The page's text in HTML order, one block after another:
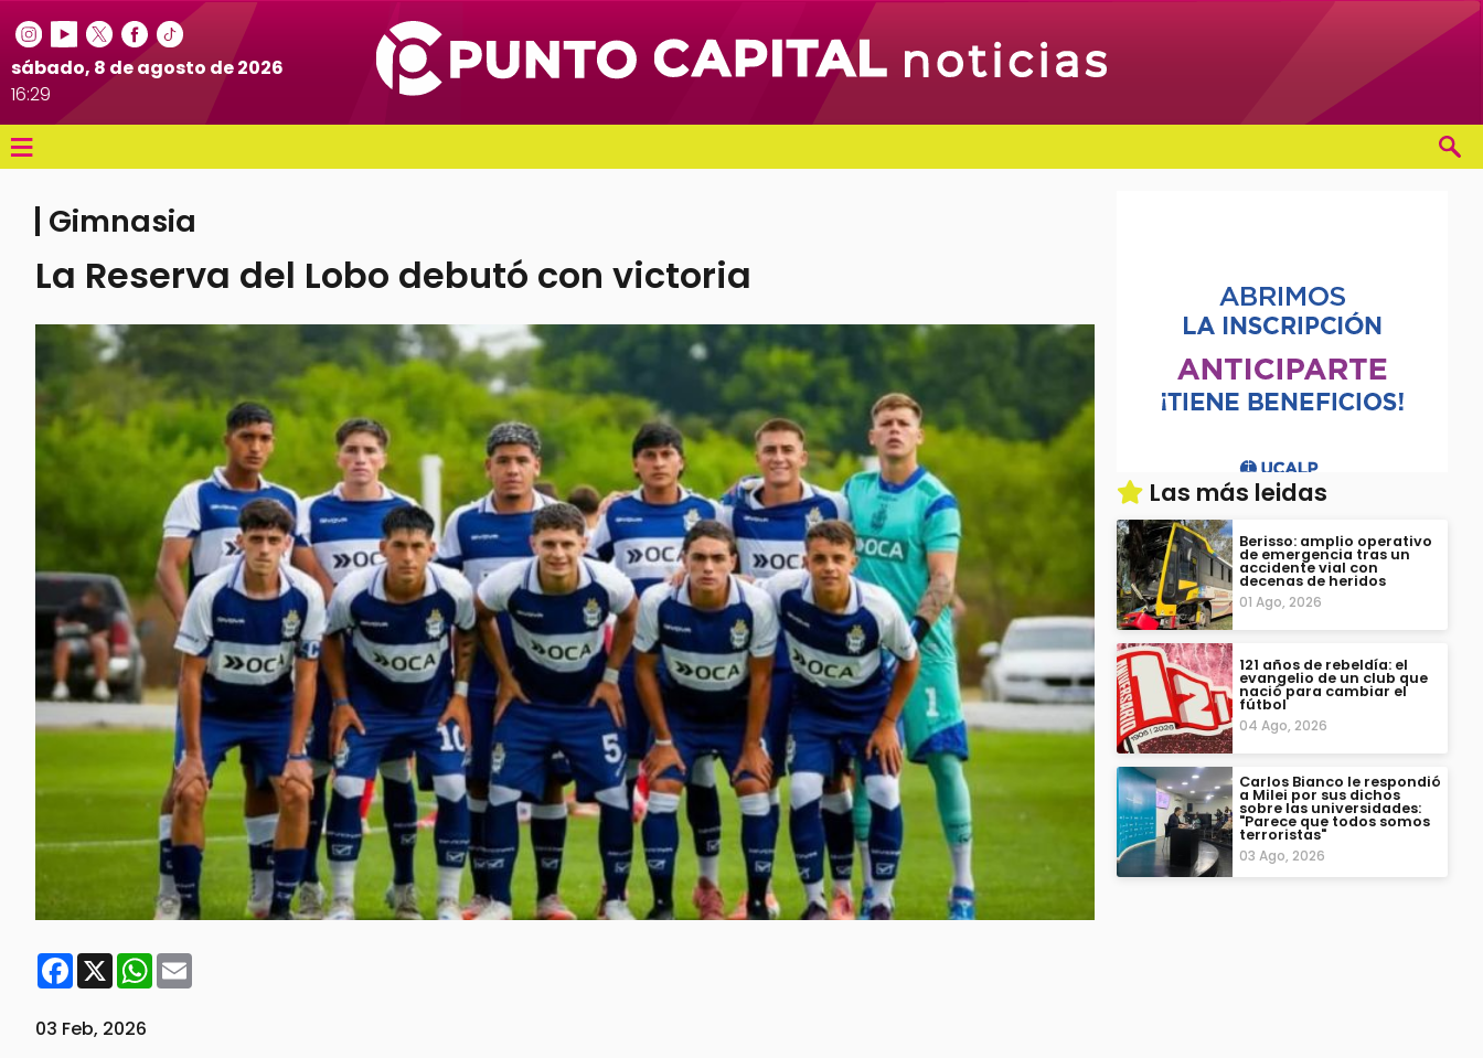
sábado, 8 de agosto de 2026
16:29
≡
Gimnasia
La Reserva del Lobo debutó con victoria
Facebook
X WhatsApp
03 Feb, 2026
Las más leidas
Berisso: amplio operativo
de emergencia tras un
accidente vial con
decenas de heridos
01 Ago, 2026
121 años de rebeldía: el
evangelio de un club que
nació para cambiar el
fútbol
04 Ago, 2026
Carlos Bianco le respondió
a Milei por sus dichos
sobre las universidades:
"Parece que todos somos
terroristas"
03 Ago, 2026